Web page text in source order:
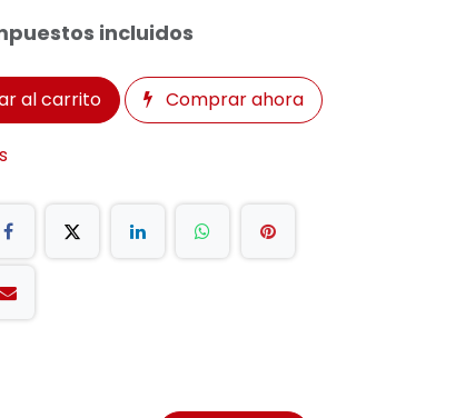
incluidos
al carrito Comprar ahora